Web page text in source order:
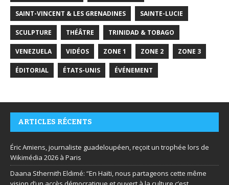
SAINT-VINCENT & LES GRENADINES SAINTE-LUCIE
SCULPTURE THÉÂTRE TRINIDAD & TOBAGO
VENEZUELA VIDÉOS ZONE 1 ZONE 2 ZONE 3
ÉDITORIAL ÉTATS-UNIS ÉVÉNEMENT
ARTICLES RÉCENTS
Éric Amiens, journaliste guadeloupéen, reçoit un trophée lors de
Wikimédia 2026 à Paris
Daana Sthernith Eldimé: “En Haïti, nous partageons cette même